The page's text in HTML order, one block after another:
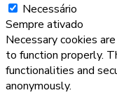
Necessário
Sempre ativado
Necessary cookies
to function properly.
functionalities and
anonymously.